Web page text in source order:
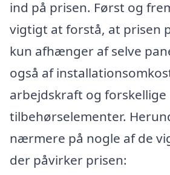
ind på prisen. Først og
vigtigt at forstå, at prisen
kun afhænger af selve
også af
arbejdskraft og forskellige
tilbehørselementer.
nærmere på nogle af de
der påvirker prisen: